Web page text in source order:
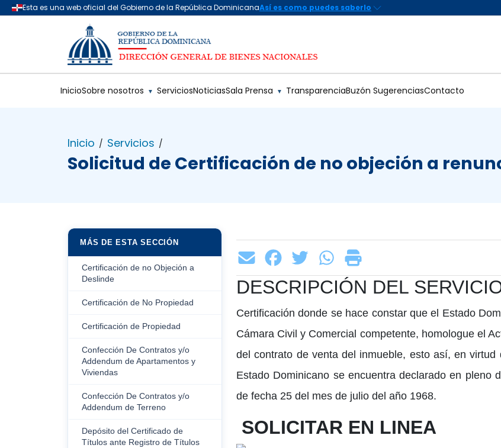
Saltar al contenido principal
InicioSobre nosotros ▼ ServiciosNoticiasSala Prensa ▼ TransparenciaBuzón SugerenciasContacto
Inicio / Servicios /
Solicitud de Certificación de no objeción a
MÁS DE ESTA SECCIÓN
Certificación de no Objeción a
Deslinde
Certificación de No Propiedad
Certificación de Propiedad
Confección De Contratos y/o
Addendum de Apartamentos y
Viviendas
Confección De Contratos y/o
Addendum de Terreno
Depósito del Certificado de
Títulos ante Registro de Títulos
DESCRIPCIÓN DEL
Certificación donde se hace constar que el Estado
Cámara Civil y Comercial competente, homologue el
del contrato de venta del inmueble, esto así, en
Estado Dominicano se encuentra declarado en pleno
de fecha 25 del mes de julio del año 1968.
SOLICITAR EN LINEA